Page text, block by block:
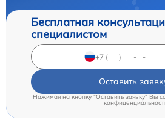
Бесплатная
специалистом
Оставить
Нажимая на кнопку "Оставить заявку" Вы